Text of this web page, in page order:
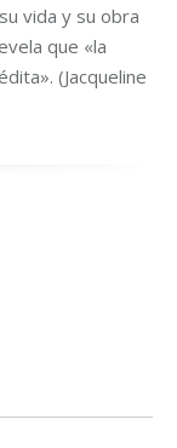
vida y su obra
que «la
(Jacqueline